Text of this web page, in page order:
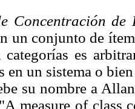
Concentración
un conjunto de
es
en un sistema o
su nombre a
measure of class